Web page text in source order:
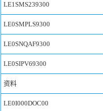
LE1SMS239300
LE0SMPLS9300
LE0SNQAF9300
LE0SIPV69300
资料
LE0I000DOC00